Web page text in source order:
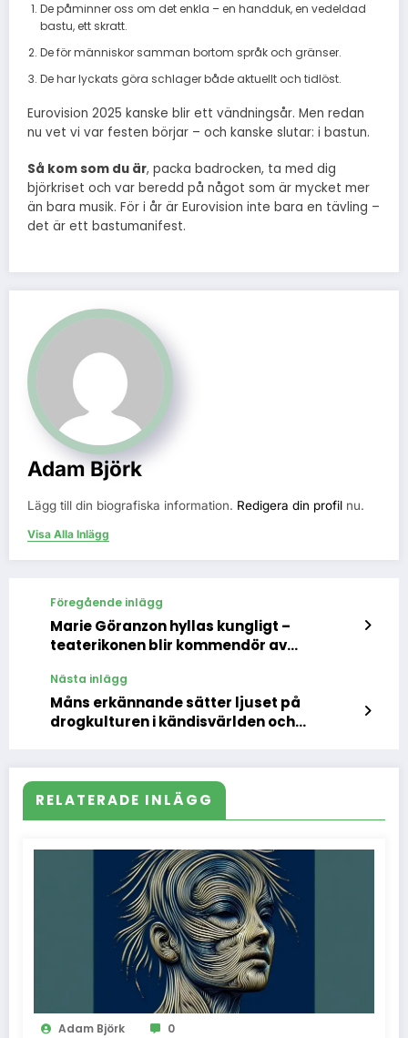
De påminner oss om det enkla – en handduk, en vedeldad
bastu, ett skratt.
De för människor samman bortom språk och gränser.
De har lyckats göra schlager både aktuellt och tidlöst.
Eurovision 2025 kanske blir ett vändningsår. Men redan
nu vet vi var festen börjar – och kanske slutar: i bastun.
Så kom som du är, packa badrocken, ta med dig
björkriset och var beredd på något som är mycket mer
än bara musik. För i år är Eurovision inte bara en tävling –
det är ett bastumanifest.
Adam Björk
Lägg till din biografiska information. Redigera din profil nu.
Visa Alla Inlägg
Föregående inlägg
Marie Göranzon hyllas kungligt –
teaterikonen blir kommendör av
Nästa inlägg
Måns erkännande sätter ljuset på
drogkulturen i kändisvärlden och
RELATERADE INLÄGG
Adam Björk 0